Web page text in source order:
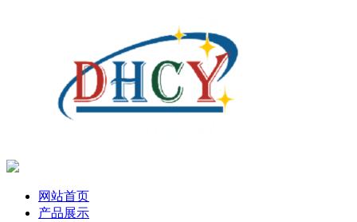
网站首页
产品展示